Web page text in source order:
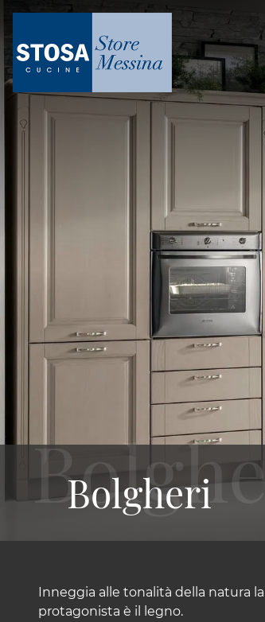
Bolgheri
Inneggia alle tonalità della natura
protagonista è il legno.